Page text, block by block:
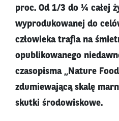
proc. Od 1/3 do ¼ całej
wyprodukowanej do
człowieka trafia na
opublikowanego
czasopisma „Nature
zdumiewającą skalę
skutki środowiskowe.